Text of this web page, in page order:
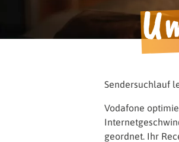
Alles
Sendersuchlauf
Vodafone
geordnet. Ihr